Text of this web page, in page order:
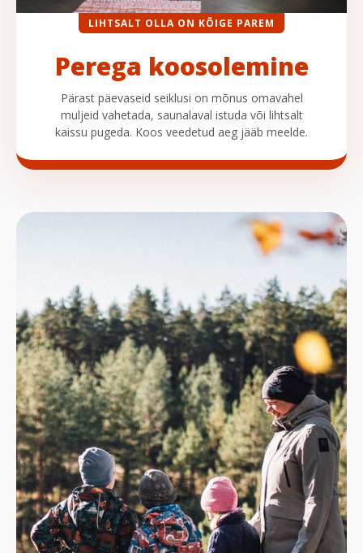
LIHTSALT OLLA ON KÕIGE PAREM
Perega koosolemine
Pärast päevaseid seiklusi on mõnus omavahel
muljeid vahetada, saunalaval istuda või lihtsalt
kaissu pugeda. Koos veedetud aeg jääb meelde.